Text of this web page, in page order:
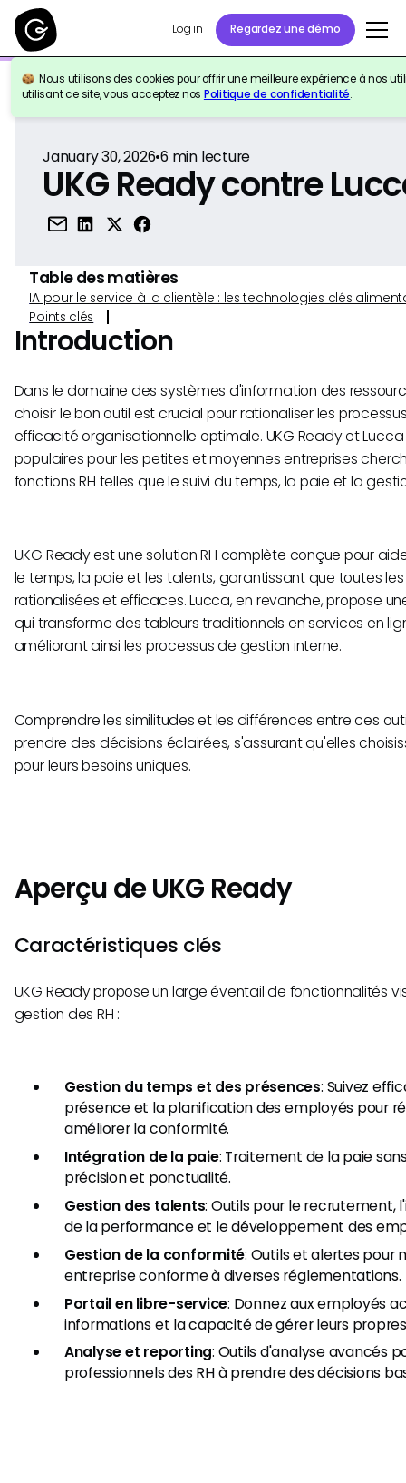
Log in Regardez une démo
Nous utilisons des cookies pour offrir une meilleure expérience à nos
utilisant ce site, vous acceptez nos Politique de confidentialité.
Retour à la référence
January 30, 2026•6 min lecture
UKG Ready contre
Table des matières
IA pour le service à la clientèle : les technologies clés
Points clés
Introduction
Dans le domaine des systèmes d'information des
choisir le bon outil est crucial pour rationaliser les
efficacité organisationnelle optimale. UKG Ready et
populaires pour les petites et moyennes entreprises
fonctions RH telles que le suivi du temps, la paie et la
UKG Ready est une solution RH complète conçue pour
le temps, la paie et les talents, garantissant que toutes
rationalisées et efficaces. Lucca, en revanche, propose
qui transforme des tableurs traditionnels en services en
améliorant ainsi les processus de gestion interne.
Comprendre les similitudes et les différences entre ces
prendre des décisions éclairées, s'assurant qu'elles
pour leurs besoins uniques.
Aperçu de UKG Ready
Caractéristiques clés
UKG Ready propose un large éventail de fonctionnalités
gestion des RH :
Gestion du temps et des présences: Suivez
présence et la planification des employés pour
améliorer la conformité.
Intégration de la paie: Traitement de la paie
précision et ponctualité.
Gestion des talents: Outils pour le recrutement,
de la performance et le développement des
Gestion de la conformité: Outils et alertes pour
entreprise conforme à diverses réglementations.
Portail en libre-service: Donnez aux employés
informations et la capacité de gérer leurs
Analyse et reporting: Outils d'analyse avancés
professionnels des RH à prendre des décisions